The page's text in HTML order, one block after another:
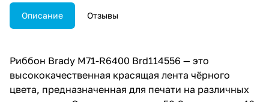
Описание Отзывы
Риббон Brady M71-R6400 Brd114556 — это
высококачественная красящая лента чёрного
цвета, предназначенная для печати на различных